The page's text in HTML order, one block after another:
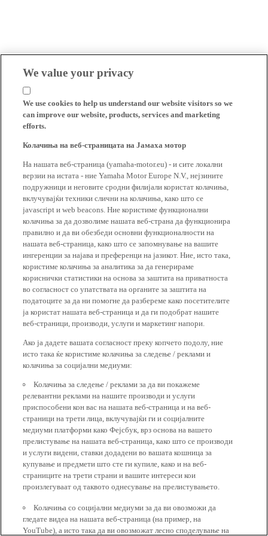
We value your privacy
We use cookies to help us understand our website visitors so we
can improve our website, products, services and marketing
efforts.
Колачиња на веб-страницата на Јамаха мотор
На нашата веб-страница (yamaha-motor.eu) - и сите локални
верзии на истата - ние Yamaha Motor Europe N.V., нејзините
подружници и неговите сродни филијали користат колачиња,
вклучувајќи техники слични на колачиња, како што се
javascript и web beacons. Ние користиме функционални
колачиња за да дозволиме нашата веб-страна да функционира
правилно и да ви обезбеди основни функционалности на
нашата веб-страница, како што се запомнување на вашите
ингеренции за најава и преференци на јазикот. Ние, исто така,
користиме колачиња за аналитика за да генерираме
кориснички статистики на основа за заштита на приватноста
во согласност со упатствата на органите за заштита на
податоците за да ни помогне да разбереме како посетителите
ја користат нашата веб-страница и да ги подобрат нашите
веб-страници, производи, услуги и маркетинг напори.
Ако ја дадете вашата согласност преку копчето подолу, ние
исто така ќе користиме колачиња за следење / реклами и
колачиња за социјални медиуми:
Колачиња за следење / реклами за да ви покажеме
релевантни реклами на нашите производи и услуги
приспособени кон вас на нашата веб-страница и на веб-
страници на трети лица, вклучувајќи ги и социјалните
медиуми платформи како Фејсбук, врз основа на вашето
прелистување на нашата веб-страница, како што се производи
и услуги видени, ставки додадени во вашата кошница за
купување и предмети што сте ги купиле, како и на веб-
страниците на трети страни и вашите интереси кои
произлегуваат од таквото однесување на прелистувањето.
Колачиња со социјални медиуми за да ви овозможи да
гледате видеа на нашата веб-страница (на пример, на
YouTube), а исто така да ви овозможат лесно споделување на